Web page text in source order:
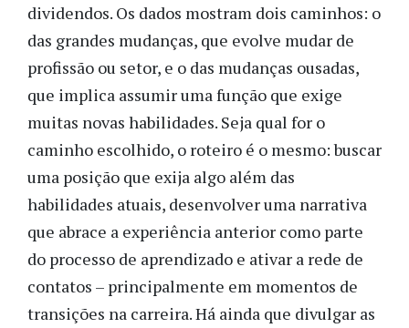
dividendos. Os dados mostram dois caminhos: o
das grandes mudanças, que evolve mudar de
profissão ou setor, e o das mudanças ousadas,
que implica assumir uma função que exige
muitas novas habilidades. Seja qual for o
caminho escolhido, o roteiro é o mesmo: buscar
uma posição que exija algo além das
habilidades atuais, desenvolver uma narrativa
que abrace a experiência anterior como parte
do processo de aprendizado e ativar a rede de
contatos – principalmente em momentos de
transições na carreira. Há ainda que divulgar as